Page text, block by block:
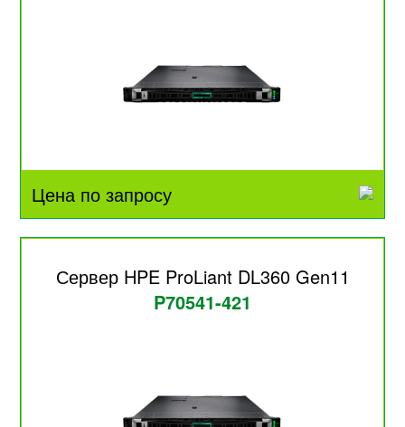
Цена по запросу
Сервер HPE ProLiant DL360 Gen11
P70541-421